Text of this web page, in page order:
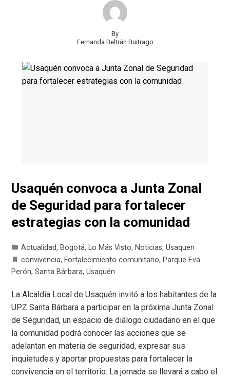
By
Fernanda Beltrán Buitrago
Usaquén convoca a Junta Zonal
de Seguridad para fortalecer
estrategias con la comunidad
Actualidad, Bogotá, Lo Más Visto, Noticias,Usaquen
convivencia, Fortalecimiento comunitario, Parque Eva
Perón,Santa Bárbara,Usaquén
La Alcaldía Local de Usaquén invitó a los habitantes de la
UPZ Santa Bárbara a participar en la próxima Junta Zonal
de Seguridad, un espacio de diálogo ciudadano en el que
la comunidad podrá conocer las acciones que se
adelantan en materia de seguridad, expresar sus
inquietudes y aportar propuestas para fortalecer la
convivencia en el territorio. La jornada se llevará a cabo el